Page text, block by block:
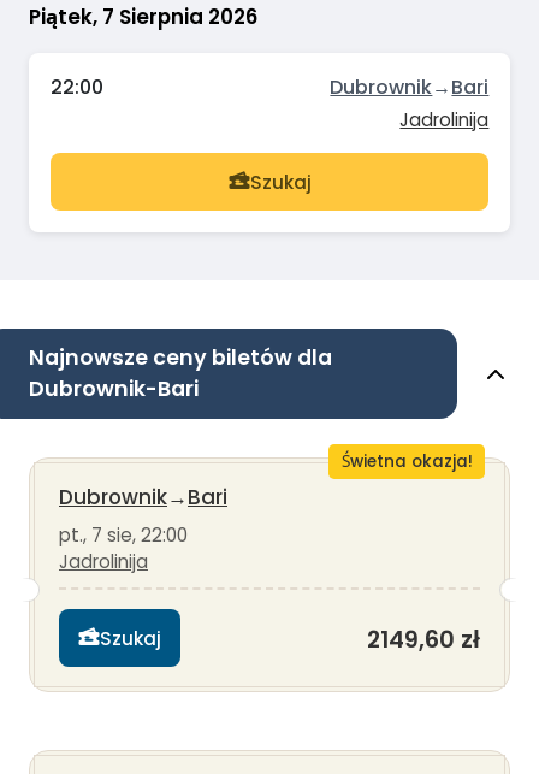
Piątek, 7 Sierpnia 2026
22:00 Dubrownik→Bari
Jadrolinija
Szukaj
Najnowsze ceny biletów dla
Dubrownik-Bari
Świetna okazja!
Dubrownik→Bari
pt., 7 sie, 22:00
Jadrolinija
Szukaj 2149,60 zł